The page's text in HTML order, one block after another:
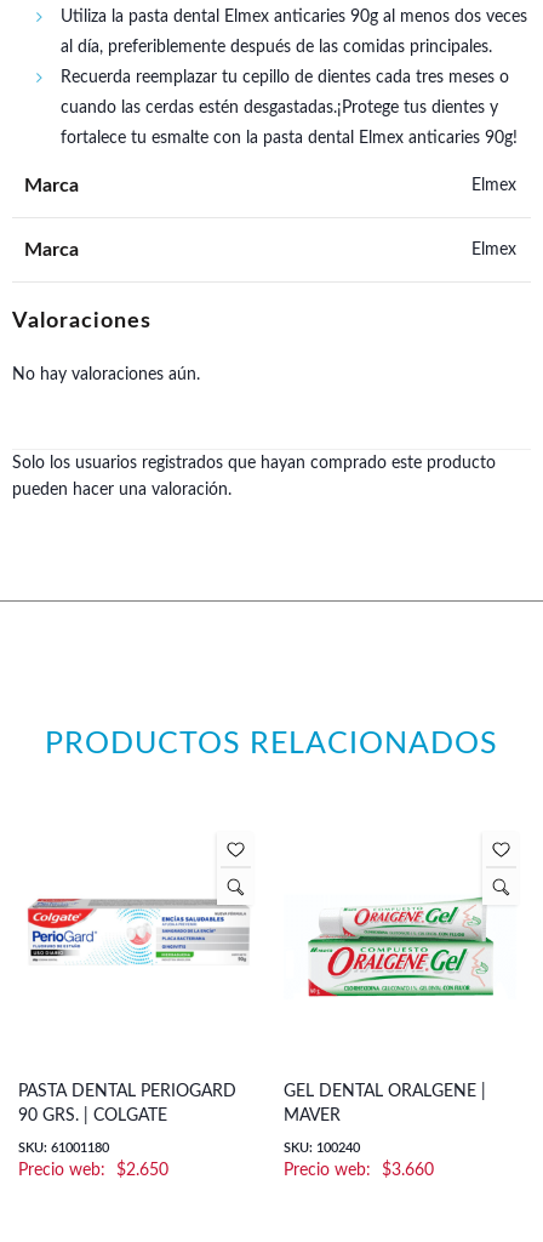
Utiliza la pasta dental Elmex anticaries 90g al menos dos veces
al día, preferiblemente después de las comidas principales.
Recuerda reemplazar tu cepillo de dientes cada tres meses o
cuando las cerdas estén desgastadas.¡Protege tus dientes y
fortalece tu esmalte con la pasta dental Elmex anticaries 90g!
Marca Elmex
Marca Elmex
Valoraciones
No hay valoraciones aún.
Solo los usuarios registrados que hayan comprado este producto
pueden hacer una valoración.
PRODUCTOS RELACIONADOS
PASTA DENTAL PERIOGARD
90 GRS. | COLGATE
SKU: 61001180
$2.650
GEL DENTAL ORALGENE |
MAVER
SKU: 100240
$3.660